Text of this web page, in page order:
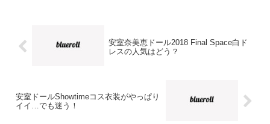
安室奈美恵ドール2018 Final Space白ド
レスの人気はどう？
安室ドールShowtimeコス衣装がやっぱり
イイ…でも迷う！